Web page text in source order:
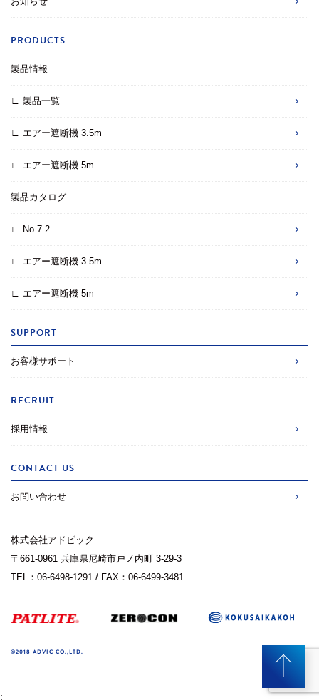
PRODUCTS
製品情報
∟ 製品一覧
∟ エアー遮断機 3.5m
∟ エアー遮断機 5m
製品カタログ
∟ No.7.2
∟ エアー遮断機 3.5m
∟ エアー遮断機 5m
SUPPORT
お客様サポート
RECRUIT
採用情報
CONTACT US
お問い合わせ
株式会社アドビック
〒661-0961 兵庫県尼崎市戸ノ内町 3-29-3
TEL：06-6498-1291 / FAX：06-6499-3481
©2018 ADVIC CO.,LTD.
;